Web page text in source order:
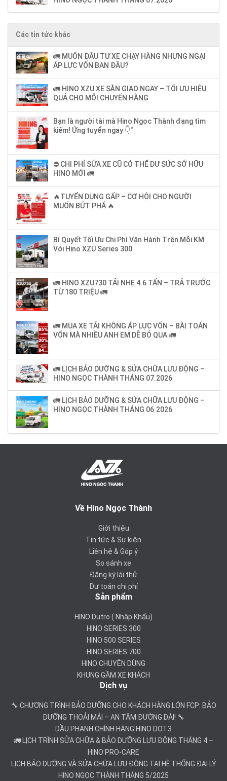
Các tin tức khác
🚛 MUỐN ĐẦU TƯ XE CHẠY HÀNG NHƯNG NGẠI
ÁP LỰC VỐN BAN ĐẦU?
🚛 HINO XZU XE SẴN GIAO NGAY – TỐI ƯU HIỆU
QUẢ CHO MỖI CHUYẾN HÀNG
Bạn là người tài mà Hino Ngọc Thành đang tìm
kiếm! Ứng tuyển ngay 👇"
⛔ CHI PHÍ SỬA XE CŨ CÓ THỂ DƯ SỨC SỞ HỮU
HINO MỚI 🚛
🔥TUYỂN DỤNG GẤP – CƠ HỘI CHO NGƯỜI
MUỐN BỨT PHÁ 🔥
Bí Quyết Tối Ưu Chi Phí Vận Hành Trên Mỗi KM
Với Hino XZU Series 300
🚛 HINO XZU730 TẢI NHẸ 4.6 TẤN – TRẢ TRƯỚC
TỪ 180 TRIỆU 🚛
🚛 MUA XE TẢI KHÔNG ÁP LỰC VỐN – BÀI TOÁN
VỐN MÀ NHIỀU ANH EM DỄ BỎ QUA 🚛
🚛 LỊCH BẢO DƯỠNG & SỬA CHỮA LƯU ĐỘNG –
HINO NGỌC THÀNH THÁNG 07.2026
🚛 LỊCH BẢO DƯỠNG & SỬA CHỮA LƯU ĐỘNG –
HINO NGỌC THÀNH THÁNG 06.2026
Về Hino Ngọc Thành
Giới thiệu
Tin tức & Sự kiện
Liên hệ & Góp ý
So sánh xe
Đăng ký lái thử
Dự toán chi phí
Sản phẩm
HINO Dutro ( Nhập Khẩu)
HINO SERIES 300
HINO 500 SERIES
HINO SERIES 700
HINO CHUYÊN DÙNG
KHUNG GẦM XE KHÁCH
Dịch vụ
🔧 CHƯƠNG TRÌNH BẢO DƯỠNG CHO KHÁCH HÀNG LỚN FCP: BẢO
DƯỠNG THOẢI MÁI – AN TÂM ĐƯỜNG DÀI! 🔧
DẦU PHANH CHÍNH HÃNG HINO DOT3
🚛 LỊCH TRÌNH SỬA CHỮA & BẢO DƯỠNG LƯU ĐỘNG THÁNG 4 –
HINO PRO-CARE
LỊCH BẢO DƯỠNG VÀ SỬA CHỮA LƯU ĐỘNG TẠI HỆ THỐNG ĐẠI LÝ
HINO NGỌC THÀNH THÁNG 5/2025